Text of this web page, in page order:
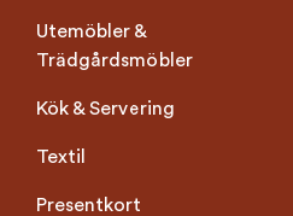
Utemöbler &
Trädgårdsmöbler
Kök & Servering
Textil
Presentkort